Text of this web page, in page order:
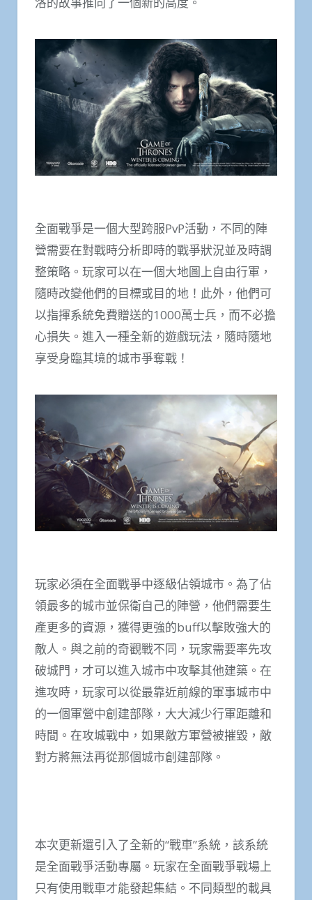
全面戰爭是一個大型跨服PvP活動，不同的陣
營需要在對戰時分析即時的戰爭狀況並及時調
整策略。玩家可以在一個大地圖上自由行軍，
隨時改變他們的目標或目的地！此外，他們可
以指揮系統免費贈送的1000萬士兵，而不必擔
心損失。進入一種全新的遊戲玩法，隨時隨地
享受身臨其境的城市爭奪戰！
玩家必須在全面戰爭中逐級佔領城市。為了佔
領最多的城市並保衛自己的陣營，他們需要生
產更多的資源，獲得更強的buff以擊敗強大的
敵人。與之前的奇觀戰不同，玩家需要率先攻
破城門，才可以進入城市中攻擊其他建築。在
進攻時，玩家可以從最靠近前線的軍事城市中
的一個軍營中創建部隊，大大減少行軍距離和
時間。在攻城戰中，如果敵方軍營被摧毀，敵
對方將無法再從那個城市創建部隊。
本次更新還引入了全新的“戰車”系統，該系統
是全面戰爭活動專屬。玩家在全面戰爭戰場上
只有使用戰車才能發起集結。不同類型的載具